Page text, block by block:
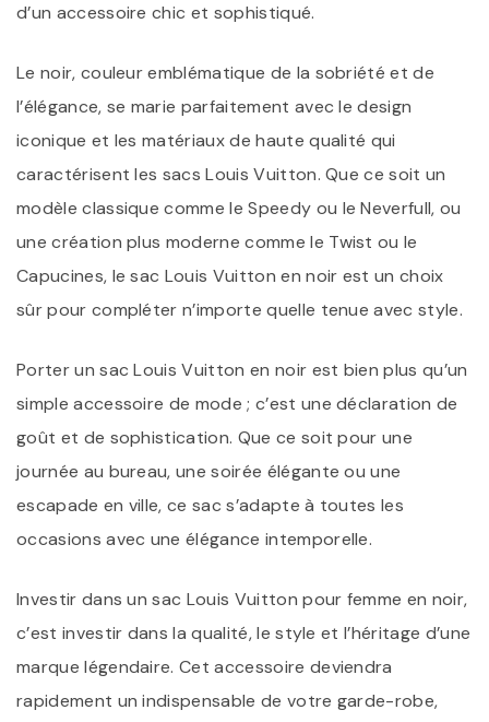
d’un accessoire chic et sophistiqué.
Le noir, couleur emblématique de la sobriété et de
l’élégance, se marie parfaitement avec le design
iconique et les matériaux de haute qualité qui
caractérisent les sacs Louis Vuitton. Que ce soit un
modèle classique comme le Speedy ou le Neverfull, ou
une création plus moderne comme le Twist ou le
Capucines, le sac Louis Vuitton en noir est un choix
sûr pour compléter n’importe quelle tenue avec style.
Porter un sac Louis Vuitton en noir est bien plus qu’un
simple accessoire de mode ; c’est une déclaration de
goût et de sophistication. Que ce soit pour une
journée au bureau, une soirée élégante ou une
escapade en ville, ce sac s’adapte à toutes les
occasions avec une élégance intemporelle.
Investir dans un sac Louis Vuitton pour femme en noir,
c’est investir dans la qualité, le style et l’héritage d’une
marque légendaire. Cet accessoire deviendra
rapidement un indispensable de votre garde-robe,